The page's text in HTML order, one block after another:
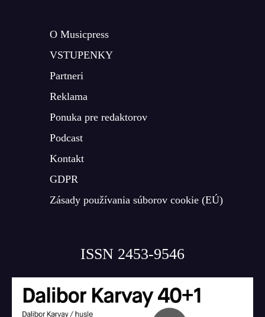
O Musicpress
VSTUPENKY
Partneri
Reklama
Ponuka pre redaktorov
Podcast
Kontakt
GDPR
Zásady používania súborov cookie (EÚ)
ISSN 2453-9546